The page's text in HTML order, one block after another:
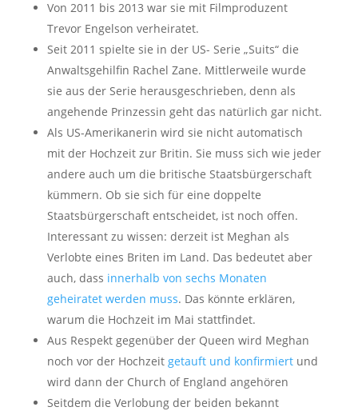
Von 2011 bis 2013 war sie mit Filmproduzent
Trevor Engelson verheiratet.
Seit 2011 spielte sie in der US- Serie „Suits“ die
Anwaltsgehilfin Rachel Zane. Mittlerweile wurde
sie aus der Serie herausgeschrieben, denn als
angehende Prinzessin geht das natürlich gar nicht.
Als US-Amerikanerin wird sie nicht automatisch
mit der Hochzeit zur Britin. Sie muss sich wie jeder
andere auch um die britische Staatsbürgerschaft
kümmern. Ob sie sich für eine doppelte
Staatsbürgerschaft entscheidet, ist noch offen.
Interessant zu wissen: derzeit ist Meghan als
Verlobte eines Briten im Land. Das bedeutet aber
auch, dass innerhalb von sechs Monaten
geheiratet werden muss. Das könnte erklären,
warum die Hochzeit im Mai stattfindet.
Aus Respekt gegenüber der Queen wird Meghan
noch vor der Hochzeit getauft und konfirmiertund
wird dann der Church of England angehören
Seitdem die Verlobung der beiden bekannt